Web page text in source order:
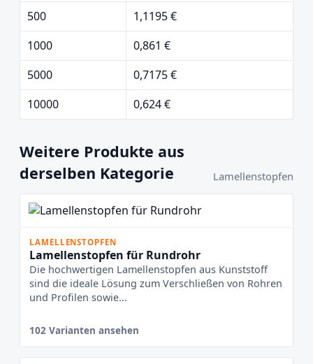
500
1,1195 €
1000
0,861 €
5000
0,7175 €
10000
0,624 €
Weitere Produkte aus
derselben Kategorie
Lamellenstopfen
LAMELLENSTOPFEN
Lamellenstopfen für Rundrohr
Die hochwertigen Lamellenstopfen aus Kunststoff
sind die ideale Lösung zum Verschließen von Rohren
und Profilen sowie...
102 Varianten ansehen